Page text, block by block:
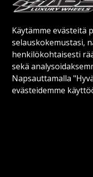
Käytämme evästeitä
selauskokemustasi,
henkilökohtaisesti
sekä
Napsauttamalla
evästeidemme
SUOMI